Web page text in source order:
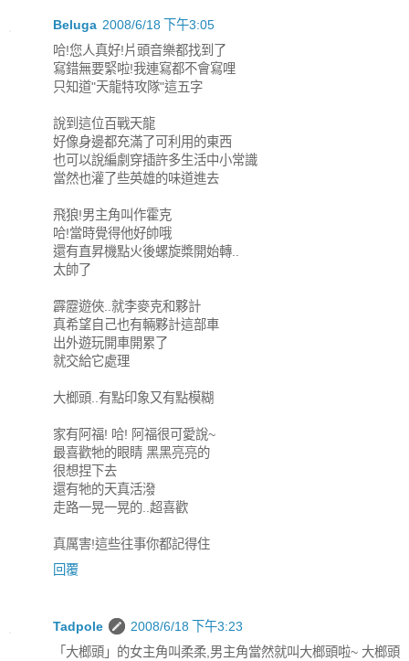
Beluga 2008/6/18 下午3:05
哈!您人真好!片頭音樂都找到了
寫錯無要緊啦!我連寫都不會寫哩
只知道"天龍特攻隊"這五字
說到這位百戰天龍
好像身邊都充滿了可利用的東西
也可以說編劇穿插許多生活中小常識
當然也灌了些英雄的味道進去
飛狼!男主角叫作霍克
哈!當時覺得他好帥哦
還有直昇機點火後螺旋槳開始轉..
太帥了
霹靂遊俠..就李麥克和夥計
真希望自己也有輛夥計這部車
出外遊玩開車開累了
就交給它處理
大榔頭..有點印象又有點模糊
家有阿福! 哈! 阿福很可愛說~
最喜歡牠的眼睛 黑黑亮亮的
很想捏下去
還有牠的天真活潑
走路一晃一晃的..超喜歡
真厲害!這些往事你都記得住
回覆
Tadpole
2008/6/18 下午3:23
「大榔頭」的女主角叫柔柔,男主角當然就叫大榔頭啦~ 大榔頭